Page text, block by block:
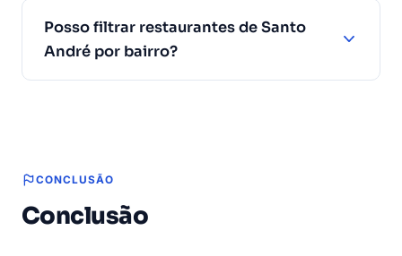
Posso filtrar restaurantes de Santo
André por bairro?
CONCLUSÃO
Conclusão